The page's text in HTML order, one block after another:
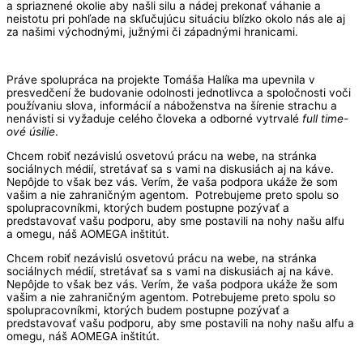
a spriaznené okolie aby našli silu a nádej prekonať váhanie a
neistotu pri pohľade na skľučujúcu situáciu blízko okolo nás ale aj
za našimi východnými, južnými či západnými hranicami.
Práve spolupráca na projekte Tomáša Halíka ma upevnila v
presvedčení že budovanie odolnosti jednotlivca a spoločnosti voči
používaniu slova, informácií a náboženstva na šírenie strachu a
nenávisti si vyžaduje celého človeka a odborné vytrvalé full time-
ové úsilie.
Chcem robiť nezávislú osvetovú prácu na webe, na stránka
sociálnych médií, stretávať sa s vami na diskusiách aj na káve.
Nepôjde to však bez vás. Verím, že vaša podpora ukáže že som
vašim a nie zahraničným agentom. Potrebujeme preto spolu so
spolupracovníkmi, ktorých budem postupne pozývať a
predstavovať vašu podporu, aby sme postavili na nohy našu alfu
a omegu, náš AOMEGA inštitút.
Chcem robiť nezávislú osvetovú prácu na webe, na stránka
sociálnych médií, stretávať sa s vami na diskusiách aj na káve.
Nepôjde to však bez vás. Verím, že vaša podpora ukáže že som
vašim a nie zahraničným agentom. Potrebujeme preto spolu so
spolupracovníkmi, ktorých budem postupne pozývať a
predstavovať vašu podporu, aby sme postavili na nohy našu alfu a
omegu, náš AOMEGA inštitút.